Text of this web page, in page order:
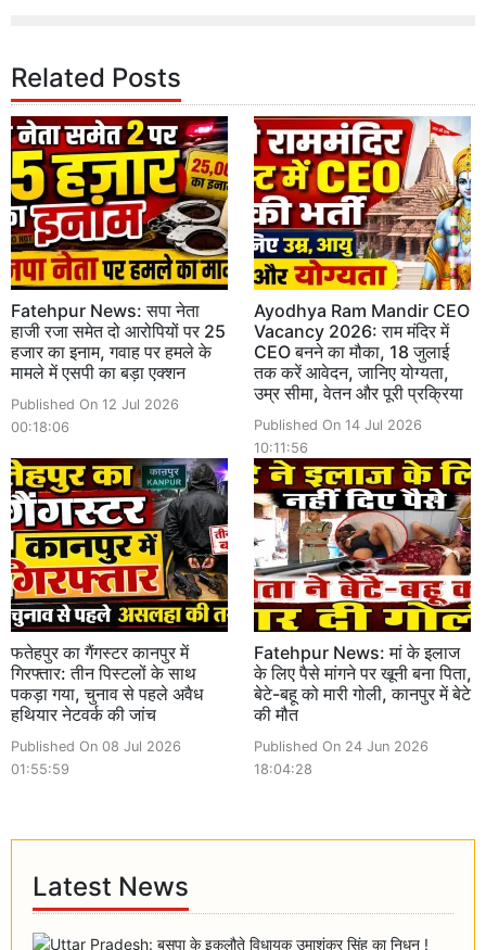
Related Posts
Fatehpur News: सपा नेता
हाजी रजा समेत दो आरोपियों पर 25
हजार का इनाम, गवाह पर हमले के
मामले में एसपी का बड़ा एक्शन
Published On 12 Jul 2026
00:18:06
Ayodhya Ram Mandir CEO
Vacancy 2026: राम मंदिर में
CEO बनने का मौका, 18 जुलाई
तक करें आवेदन, जानिए योग्यता,
उम्र सीमा, वेतन और पूरी प्रक्रिया
Published On 14 Jul 2026
10:11:56
फतेहपुर का गैंगस्टर कानपुर में
गिरफ्तार: तीन पिस्टलों के साथ
पकड़ा गया, चुनाव से पहले अवैध
हथियार नेटवर्क की जांच
Published On 08 Jul 2026
01:55:59
Fatehpur News: मां के इलाज
के लिए पैसे मांगने पर खूनी बना पिता,
बेटे-बहू को मारी गोली, कानपुर में बेटे
की मौत
Published On 24 Jun 2026
18:04:28
Latest News